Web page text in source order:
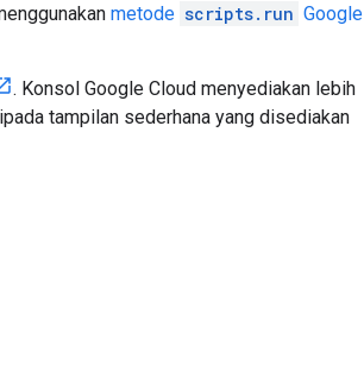
metode scripts.run Google
. Konsol Google Cloud menyediakan lebih
tampilan sederhana yang disediakan